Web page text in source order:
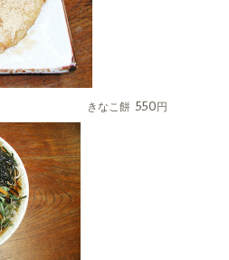
円 きなこ餅 550円